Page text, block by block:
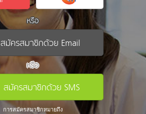
หรือ
สมัครสมาชิกด้วย Email
หรือ
สมัครสมาชิกด้วย SMS
การสมัครสมาชิกหมายถึง